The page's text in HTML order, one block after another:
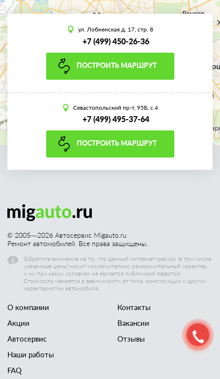
ул. Лобненская д. 17, стр. 8
+7 (499) 450-26-36
ПОСТРОИТЬ МАРШРУТ
Севастопольский пр-т, 95Б, с.4
+7 (499) 495-37-64
ПОСТРОИТЬ МАРШРУТ
© 2005—2026 Автосервис Migauto.ru
Ремонт автомобилей. Все права защищены.
Обратите внимание на то, что данный интернет-ресурс (в том числе
указанные цены) носит исключительно ознакомительный характер,
и ни при каких условиях не является публичной офертой.
Стоимость меняется в зависимости от типа, конструкции и других
характеристик автомобиля.
О компании
Акции
Автосервис
Наши работы
Контакты
Вакансии
Отзывы
FAQ